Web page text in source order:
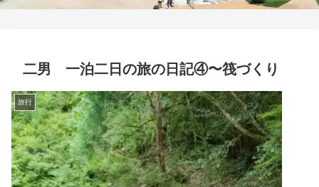
二男 一泊二日の旅の日記④〜筏づくり
旅行